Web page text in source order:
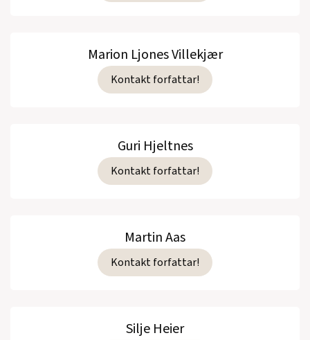
Marion Ljones Villekjær
Kontakt forfattar!
Guri Hjeltnes
Kontakt forfattar!
Martin Aas
Kontakt forfattar!
Silje Heier